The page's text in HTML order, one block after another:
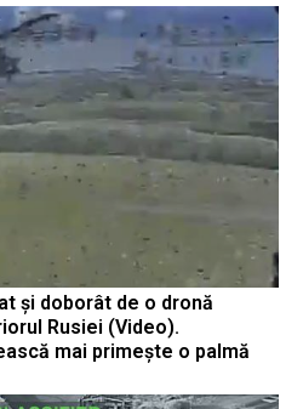
și doborât de o dronă
Rusiei (Video).
mai primește o palmă